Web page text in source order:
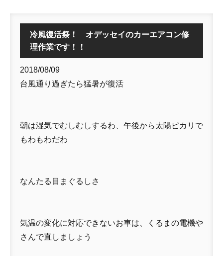
冷風復活祭！ オデッセイのカーエアコン修
理作業です！！
2018/08/09
台風通り過ぎたら猛暑が復活
朝は湿気でむしむしするわ、午後から太陽ピカリで
もわもわだわ
なんたる目まぐるしさ
気温の変化に対応できないお車は、くるまの電機や
さんで直しましょう